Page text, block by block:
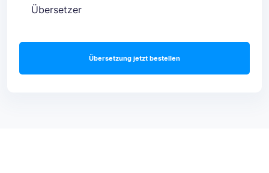
Übersetzer
Übersetzung jetzt bestellen